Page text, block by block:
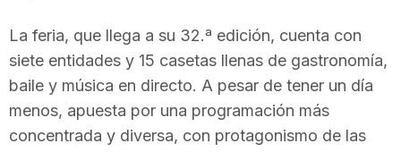
La feria, que llega a su 32.ª edición, cuenta con
siete entidades y 15 casetas llenas de gastronomía,
baile y música en directo. A pesar de tener un día
menos, apuesta por una programación más
concentrada y diversa, con protagonismo de las